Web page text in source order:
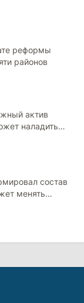
реформы
районов
актив
наладить
состав
менять